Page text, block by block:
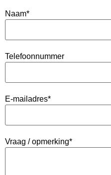
Naam*
Telefoonnummer
E-mailadres*
Vraag / opmerking*